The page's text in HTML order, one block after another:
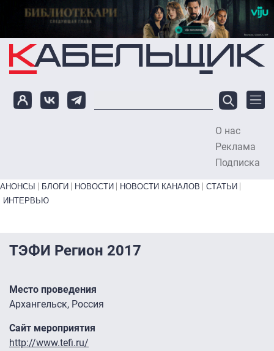
Перейти к основному содержанию
О нас
Реклама
Подписка
Primary links bottom
АНОНСЫ БЛОГИ НОВОСТИ НОВОСТИ КАНАЛОВ
СТАТЬИ
ИНТЕРВЬЮ
ТЭФИ Регион 2017
Место проведения
Архангельск, Россия
Сайт мероприятия
http://www.tefi.ru/